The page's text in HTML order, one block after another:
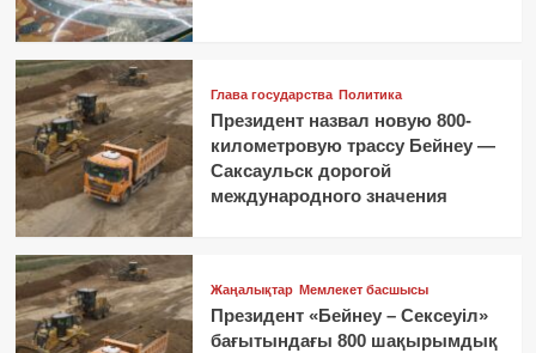
Глава государства Политика
Президент назвал новую 800-
километровую трассу Бейнеу —
Саксаульск дорогой
международного значения
Жаңалықтар Мемлекет басшысы
Президент «Бейнеу – Сексеуіл»
бағытындағы 800 шақырымдық